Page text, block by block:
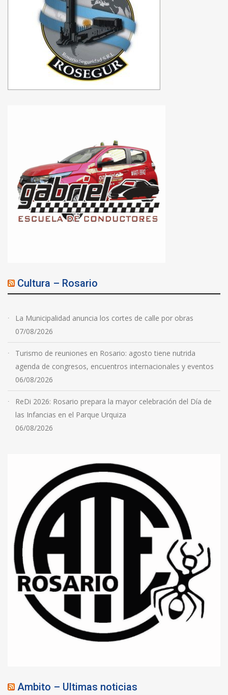
Cultura – Rosario
La Municipalidad anuncia los cortes de calle por obras
07/08/2026
Turismo de reuniones en Rosario: agosto tiene nutrida
agenda de congresos, encuentros internacionales y eventos
06/08/2026
ReDi 2026: Rosario prepara la mayor celebración del Día de
las Infancias en el Parque Urquiza
06/08/2026
Ambito – Ultimas noticias